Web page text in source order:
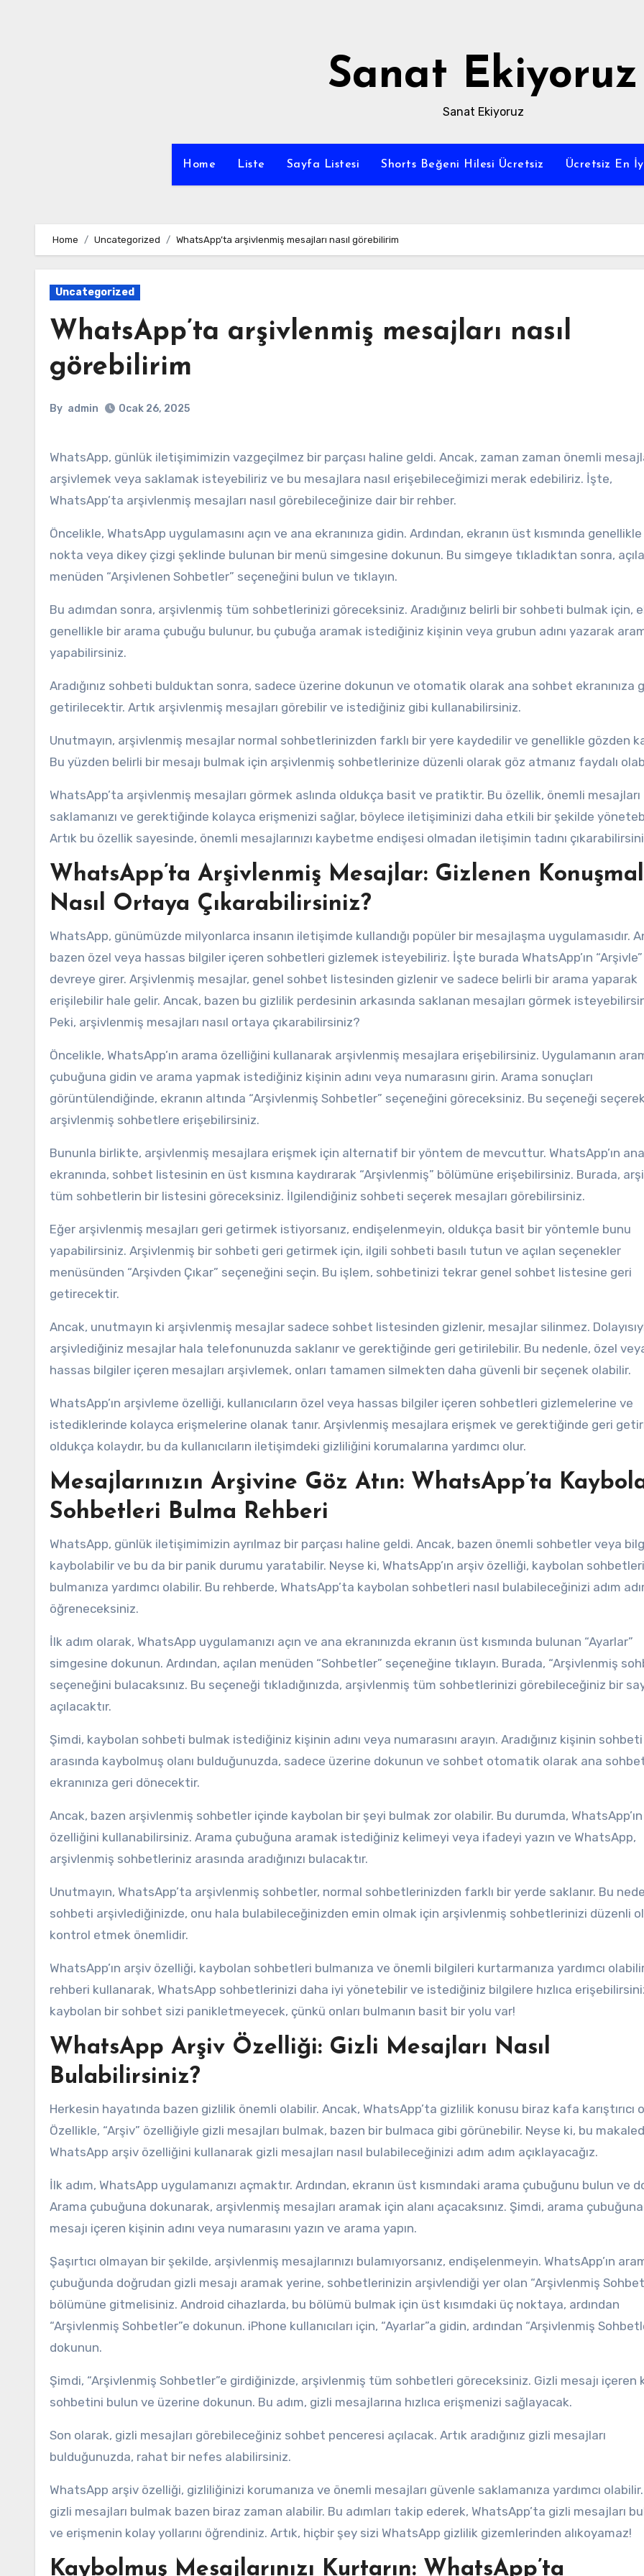
Sanat Ekiyoruz
Sanat Ekiyoruz
Home Liste Sayfa Listesi Shorts Beğeni Hilesi Ücretsiz Ücretsiz En
Home Uncategorized WhatsApp’ta arşivlenmiş mesajları nasıl görebilirim
Uncategorized
WhatsApp’ta arşivlenmiş mesajları nasıl
görebilirim
By admin Ocak 26, 2025
WhatsApp, günlük iletişimimizin vazgeçilmez bir parçası haline geldi. Ancak, zaman zaman önemli mesajları
arşivlemek veya saklamak isteyebiliriz ve bu mesajlara nasıl erişebileceğimizi merak edebiliriz. İşte,
WhatsApp’ta arşivlenmiş mesajları nasıl görebileceğinize dair bir rehber.
Öncelikle, WhatsApp uygulamasını açın ve ana ekranınıza gidin. Ardından, ekranın üst kısmında
nokta veya dikey çizgi şeklinde bulunan bir menü simgesine dokunun. Bu simgeye tıkladıktan sonra,
menüden “Arşivlenen Sohbetler” seçeneğini bulun ve tıklayın.
Bu adımdan sonra, arşivlenmiş tüm sohbetlerinizi göreceksiniz. Aradığınız belirli bir sohbeti bulmak için,
genellikle bir arama çubuğu bulunur, bu çubuğa aramak istediğiniz kişinin veya grubun adını yazarak
yapabilirsiniz.
Aradığınız sohbeti bulduktan sonra, sadece üzerine dokunun ve otomatik olarak ana sohbet ekranınıza
getirilecektir. Artık arşivlenmiş mesajları görebilir ve istediğiniz gibi kullanabilirsiniz.
Unutmayın, arşivlenmiş mesajlar normal sohbetlerinizden farklı bir yere kaydedilir ve genellikle gözden
Bu yüzden belirli bir mesajı bulmak için arşivlenmiş sohbetlerinize düzenli olarak göz atmanız faydalı
WhatsApp’ta arşivlenmiş mesajları görmek aslında oldukça basit ve pratiktir. Bu özellik, önemli mesajları
saklamanızı ve gerektiğinde kolayca erişmenizi sağlar, böylece iletişiminizi daha etkili bir şekilde
Artık bu özellik sayesinde, önemli mesajlarınızı kaybetme endişesi olmadan iletişimin tadını
WhatsApp’ta Arşivlenmiş Mesajlar: Gizlenen
Nasıl Ortaya Çıkarabilirsiniz?
WhatsApp, günümüzde milyonlarca insanın iletişimde kullandığı popüler bir mesajlaşma uygulamasıdır.
bazen özel veya hassas bilgiler içeren sohbetleri gizlemek isteyebiliriz. İşte burada WhatsApp’ın
devreye girer. Arşivlenmiş mesajlar, genel sohbet listesinden gizlenir ve sadece belirli bir arama yaparak
erişilebilir hale gelir. Ancak, bazen bu gizlilik perdesinin arkasında saklanan mesajları görmek
Peki, arşivlenmiş mesajları nasıl ortaya çıkarabilirsiniz?
Öncelikle, WhatsApp’ın arama özelliğini kullanarak arşivlenmiş mesajlara erişebilirsiniz. Uygulamanın
çubuğuna gidin ve arama yapmak istediğiniz kişinin adını veya numarasını girin. Arama sonuçları
görüntülendiğinde, ekranın altında “Arşivlenmiş Sohbetler” seçeneğini göreceksiniz. Bu seçeneği seçerek
arşivlenmiş sohbetlere erişebilirsiniz.
Bununla birlikte, arşivlenmiş mesajlara erişmek için alternatif bir yöntem de mevcuttur. WhatsApp’ın ana
ekranında, sohbet listesinin en üst kısmına kaydırarak “Arşivlenmiş” bölümüne erişebilirsiniz. Burada,
tüm sohbetlerin bir listesini göreceksiniz. İlgilendiğiniz sohbeti seçerek mesajları görebilirsiniz.
Eğer arşivlenmiş mesajları geri getirmek istiyorsanız, endişelenmeyin, oldukça basit bir yöntemle bunu
yapabilirsiniz. Arşivlenmiş bir sohbeti geri getirmek için, ilgili sohbeti basılı tutun ve açılan seçenekler
menüsünden “Arşivden Çıkar” seçeneğini seçin. Bu işlem, sohbetinizi tekrar genel sohbet listesine geri
getirecektir.
Ancak, unutmayın ki arşivlenmiş mesajlar sadece sohbet listesinden gizlenir, mesajlar silinmez.
arşivlediğiniz mesajlar hala telefonunuzda saklanır ve gerektiğinde geri getirilebilir. Bu nedenle, özel
hassas bilgiler içeren mesajları arşivlemek, onları tamamen silmekten daha güvenli bir seçenek olabilir.
WhatsApp’ın arşivleme özelliği, kullanıcıların özel veya hassas bilgiler içeren sohbetleri gizlemelerine ve
istediklerinde kolayca erişmelerine olanak tanır. Arşivlenmiş mesajlara erişmek ve gerektiğinde geri
oldukça kolaydır, bu da kullanıcıların iletişimdeki gizliliğini korumalarına yardımcı olur.
Mesajlarınızın Arşivine Göz Atın: WhatsApp’ta
Sohbetleri Bulma Rehberi
WhatsApp, günlük iletişimimizin ayrılmaz bir parçası haline geldi. Ancak, bazen önemli sohbetler veya
kaybolabilir ve bu da bir panik durumu yaratabilir. Neyse ki, WhatsApp’ın arşiv özelliği, kaybolan sohbetleri
bulmanıza yardımcı olabilir. Bu rehberde, WhatsApp’ta kaybolan sohbetleri nasıl bulabileceğinizi adım
öğreneceksiniz.
İlk adım olarak, WhatsApp uygulamanızı açın ve ana ekranınızda ekranın üst kısmında bulunan “Ayarlar”
simgesine dokunun. Ardından, açılan menüden “Sohbetler” seçeneğine tıklayın. Burada, “Arşivlenmiş
seçeneğini bulacaksınız. Bu seçeneği tıkladığınızda, arşivlenmiş tüm sohbetlerinizi görebileceğiniz bir
açılacaktır.
Şimdi, kaybolan sohbeti bulmak istediğiniz kişinin adını veya numarasını arayın. Aradığınız kişinin sohbeti
arasında kaybolmuş olanı bulduğunuzda, sadece üzerine dokunun ve sohbet otomatik olarak ana
ekranınıza geri dönecektir.
Ancak, bazen arşivlenmiş sohbetler içinde kaybolan bir şeyi bulmak zor olabilir. Bu durumda,
özelliğini kullanabilirsiniz. Arama çubuğuna aramak istediğiniz kelimeyi veya ifadeyi yazın ve WhatsApp,
arşivlenmiş sohbetleriniz arasında aradığınızı bulacaktır.
Unutmayın, WhatsApp’ta arşivlenmiş sohbetler, normal sohbetlerinizden farklı bir yerde saklanır. Bu
sohbeti arşivlediğinizde, onu hala bulabileceğinizden emin olmak için arşivlenmiş sohbetlerinizi düzenli
kontrol etmek önemlidir.
WhatsApp’ın arşiv özelliği, kaybolan sohbetleri bulmanıza ve önemli bilgileri kurtarmanıza yardımcı
rehberi kullanarak, WhatsApp sohbetlerinizi daha iyi yönetebilir ve istediğiniz bilgilere hızlıca
kaybolan bir sohbet sizi panikletmeyecek, çünkü onları bulmanın basit bir yolu var!
WhatsApp Arşiv Özelliği: Gizli Mesajları Nasıl
Bulabilirsiniz?
Herkesin hayatında bazen gizlilik önemli olabilir. Ancak, WhatsApp’ta gizlilik konusu biraz kafa karıştırıcı
Özellikle, “Arşiv” özelliğiyle gizli mesajları bulmak, bazen bir bulmaca gibi görünebilir. Neyse ki, bu
WhatsApp arşiv özelliğini kullanarak gizli mesajları nasıl bulabileceğinizi adım adım açıklayacağız.
İlk adım, WhatsApp uygulamanızı açmaktır. Ardından, ekranın üst kısmındaki arama çubuğunu bulun ve
Arama çubuğuna dokunarak, arşivlenmiş mesajları aramak için alanı açacaksınız. Şimdi, arama
mesajı içeren kişinin adını veya numarasını yazın ve arama yapın.
Şaşırtıcı olmayan bir şekilde, arşivlenmiş mesajlarınızı bulamıyorsanız, endişelenmeyin. WhatsApp’ın
çubuğunda doğrudan gizli mesajı aramak yerine, sohbetlerinizin arşivlendiği yer olan “Arşivlenmiş
bölümüne gitmelisiniz. Android cihazlarda, bu bölümü bulmak için üst kısımdaki üç noktaya, ardından
“Arşivlenmiş Sohbetler”e dokunun. iPhone kullanıcıları için, “Ayarlar”a gidin, ardından “Arşivlenmiş
dokunun.
Şimdi, “Arşivlenmiş Sohbetler”e girdiğinizde, arşivlenmiş tüm sohbetleri göreceksiniz. Gizli mesajı içeren
sohbetini bulun ve üzerine dokunun. Bu adım, gizli mesajlarına hızlıca erişmenizi sağlayacak.
Son olarak, gizli mesajları görebileceğiniz sohbet penceresi açılacak. Artık aradığınız gizli mesajları
bulduğunuzda, rahat bir nefes alabilirsiniz.
WhatsApp arşiv özelliği, gizliliğinizi korumanıza ve önemli mesajları güvenle saklamanıza yardımcı
gizli mesajları bulmak bazen biraz zaman alabilir. Bu adımları takip ederek, WhatsApp’ta gizli mesajları
ve erişmenin kolay yollarını öğrendiniz. Artık, hiçbir şey sizi WhatsApp gizlilik gizemlerinden alıkoyamaz!
Kaybolmuş Mesajlarınızı Kurtarın: WhatsApp’ta